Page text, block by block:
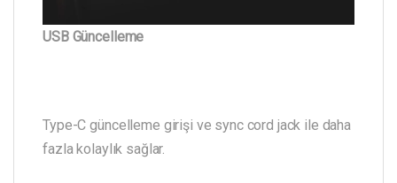
USB Güncelleme
Type-C güncelleme girişi ve sync cord jack ile daha
fazla kolaylık sağlar.